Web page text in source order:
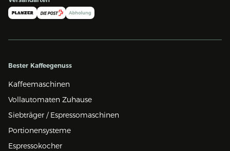
Bester Kaffeegenuss
Kaffeemaschinen
Vollautomaten Zuhause
Siebträger / Espressomaschinen
Portionensysteme
Espressokocher